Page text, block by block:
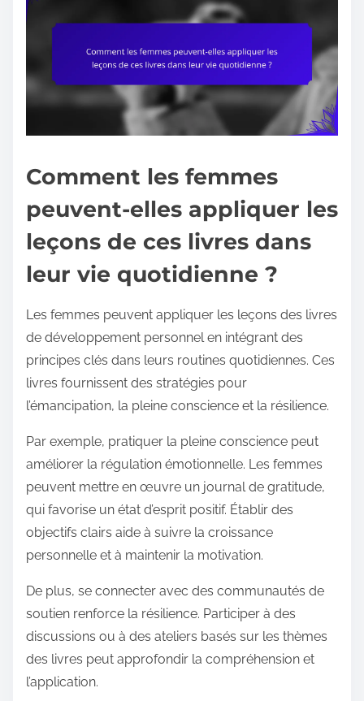
Comment les femmes
peuvent-elles appliquer les
leçons de ces livres dans
leur vie quotidienne ?
Les femmes peuvent appliquer les leçons des livres
de développement personnel en intégrant des
principes clés dans leurs routines quotidiennes. Ces
livres fournissent des stratégies pour
l’émancipation, la pleine conscience et la résilience.
Par exemple, pratiquer la pleine conscience peut
améliorer la régulation émotionnelle. Les femmes
peuvent mettre en œuvre un journal de gratitude,
qui favorise un état d’esprit positif. Établir des
objectifs clairs aide à suivre la croissance
personnelle et à maintenir la motivation.
De plus, se connecter avec des communautés de
soutien renforce la résilience. Participer à des
discussions ou à des ateliers basés sur les thèmes
des livres peut approfondir la compréhension et
l’application.